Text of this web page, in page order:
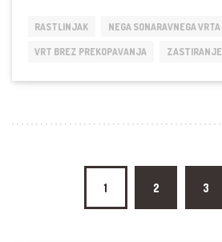
PRAKTIČNIH
ZA
RASTLINJAK NEGA SONARAVNEGA VRTA
VRT BREZ PREKOPAVANJA ZASTIRANJE
Navigacija
prispevkov
1 2 3